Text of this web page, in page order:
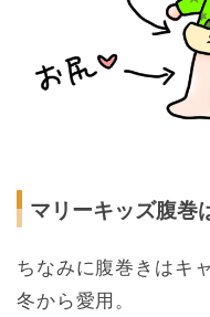
マリーキッズ腹巻
ちなみに腹巻きはキ
冬から愛用。